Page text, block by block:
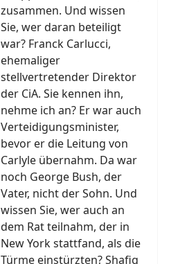
zusammen. Und wissen
Sie, wer daran beteiligt
war? Franck Carlucci,
ehemaliger
stellvertretender Direktor
der CiA. Sie kennen ihn,
nehme ich an? Er war auch
Verteidigungsminister,
bevor er die Leitung von
Carlyle übernahm. Da war
noch George Bush, der
Vater, nicht der Sohn. Und
wissen Sie, wer auch an
dem Rat teilnahm, der in
New York stattfand, als die
Türme einstürzten? Shafig